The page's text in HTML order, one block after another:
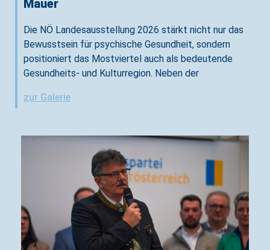
Mauer
Die NÖ Landesausstellung 2026 stärkt nicht nur das
Bewusstsein für psychische Gesundheit, sondern
positioniert das Mostviertel auch als bedeutende
Gesundheits- und Kulturregion. Neben der
zur Galerie